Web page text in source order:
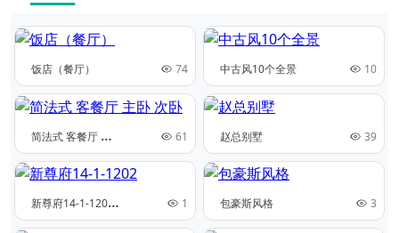
饭店（餐厅） 74 中古风10个全景 10
简
法式 客餐厅 主卧 次卧 61 赵总别墅 39
新
尊府14-1-1202 1 包豪斯风格 3